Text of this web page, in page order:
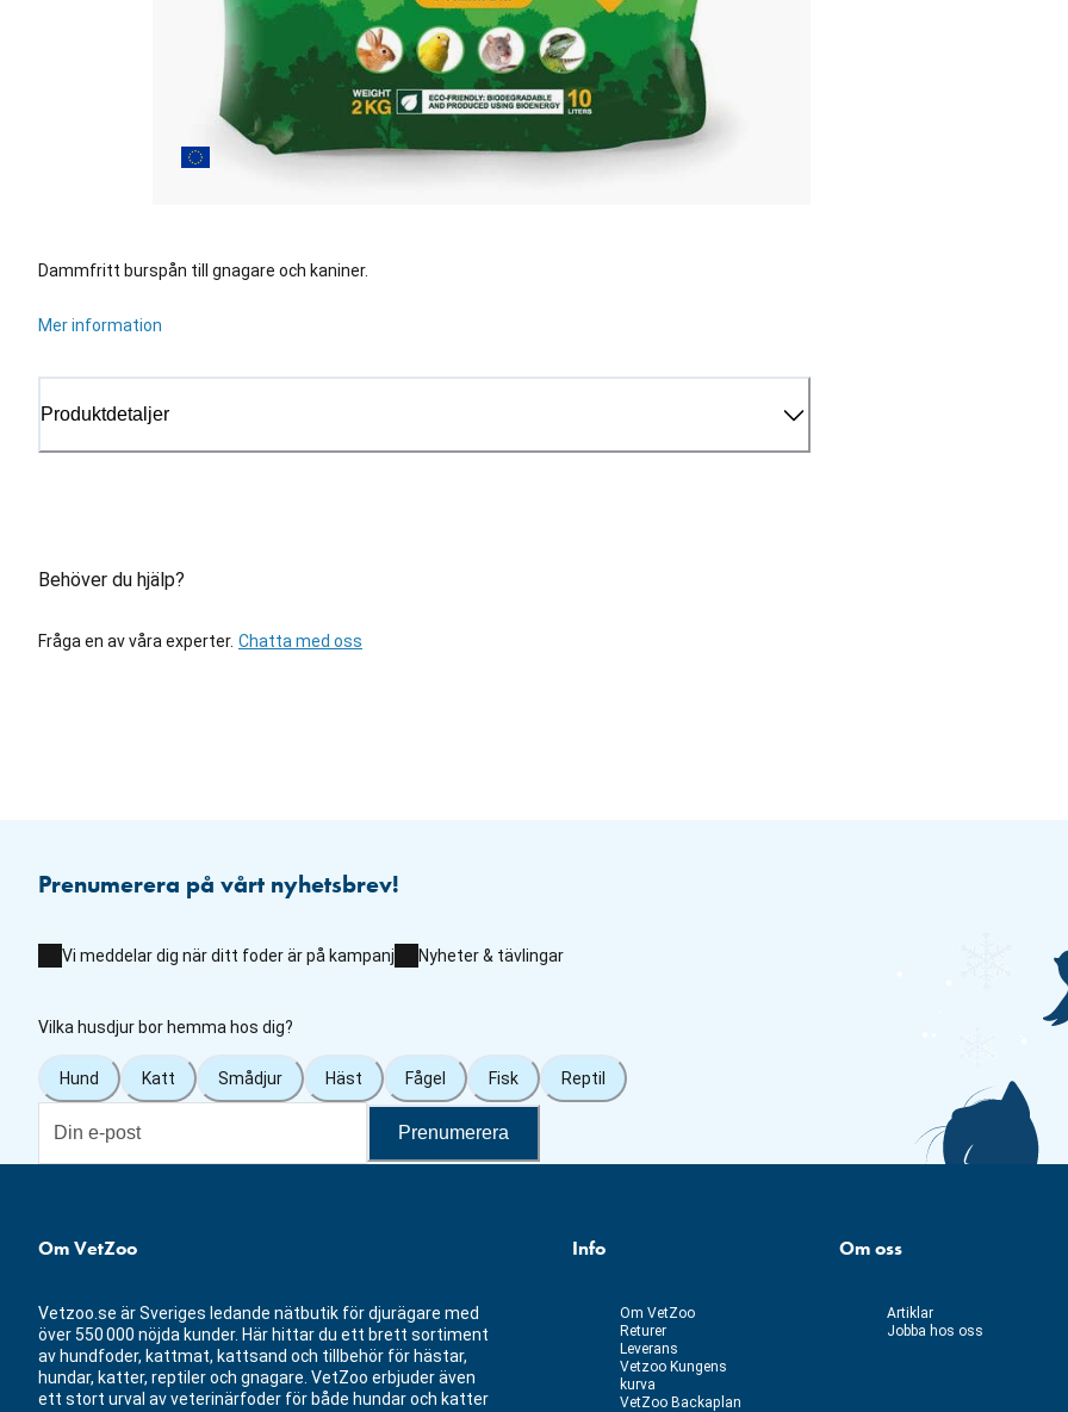
Dammfritt burspån till gnagare och kaniner.
Mer information
Produktdetaljer
Behöver du hjälp?
Fråga en av våra experter. Chatta med oss
Prenumerera på vårt nyhetsbrev!
Vi meddelar dig när ditt foder är på kampanj Nyheter & tävlingar
Vilka husdjur bor hemma hos dig?
Hund Katt Smådjur Häst Fågel Fisk Reptil
Prenumerera
Om VetZoo
Vetzoo.se är Sveriges ledande nätbutik för djurägare med
över 550 000 nöjda kunder. Här hittar du ett brett sortiment
av hundfoder, kattmat, kattsand och tillbehör för hästar,
hundar, katter, reptiler och gnagare. VetZoo erbjuder även
ett stort urval av veterinärfoder för både hundar och katter
Info
Om VetZoo
Returer
Leverans
Vetzoo Kungens
kurva
VetZoo Backaplan
Om oss
Artiklar
Jobba hos oss